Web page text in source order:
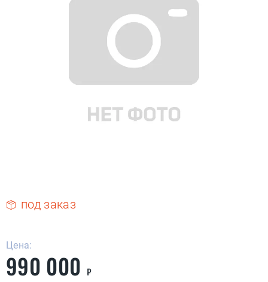
под заказ
Цена:
990 000 ₽